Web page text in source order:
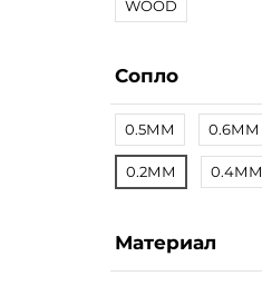
WOOD
Сопло
0.5ММ 0.6ММ
0.2ММ 0.4ММ
Материал